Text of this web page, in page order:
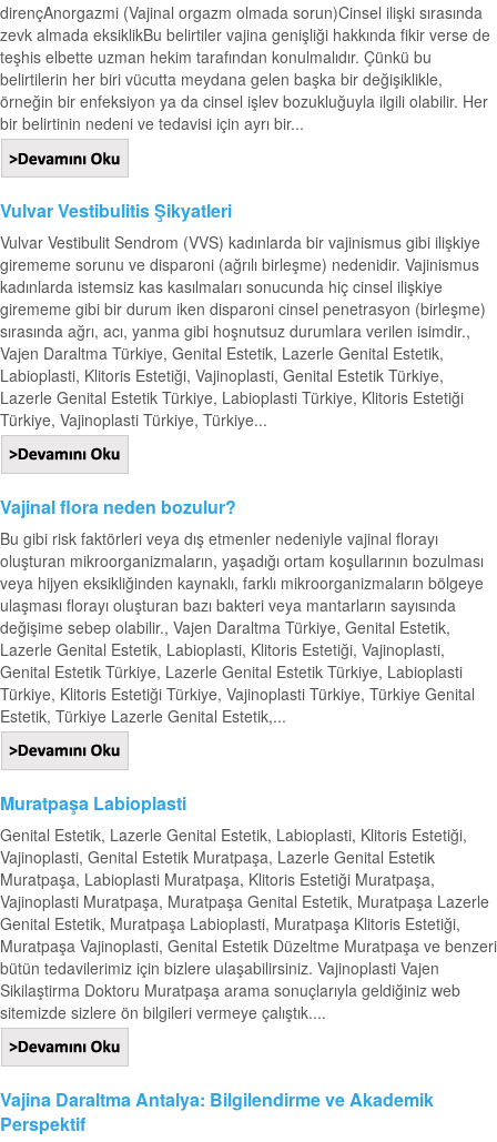
dirençAnorgazmi (Vajinal orgazm olmada sorun)Cinsel ilişki sırasında
zevk almada eksiklikBu belirtiler vajina genişliği hakkında fikir verse de
teşhis elbette uzman hekim tarafından konulmalıdır. Çünkü bu
belirtilerin her biri vücutta meydana gelen başka bir değişiklikle,
örneğin bir enfeksiyon ya da cinsel işlev bozukluğuyla ilgili olabilir. Her
bir belirtinin nedeni ve tedavisi için ayrı bir...
Vulvar Vestibulitis Şikyatleri
Vulvar Vestibulit Sendrom (VVS) kadınlarda bir vajinismus gibi ilişkiye
girememe sorunu ve disparoni (ağrılı birleşme) nedenidir. Vajinismus
kadınlarda istemsiz kas kasılmaları sonucunda hiç cinsel ilişkiye
girememe gibi bir durum iken disparoni cinsel penetrasyon (birleşme)
sırasında ağrı, acı, yanma gibi hoşnutsuz durumlara verilen isimdir.,
Vajen Daraltma Türkiye, Genital Estetik, Lazerle Genital Estetik,
Labioplasti, Klitoris Estetiği, Vajinoplasti, Genital Estetik Türkiye,
Lazerle Genital Estetik Türkiye, Labioplasti Türkiye, Klitoris Estetiği
Türkiye, Vajinoplasti Türkiye, Türkiye...
Vajinal flora neden bozulur?
Bu gibi risk faktörleri veya dış etmenler nedeniyle vajinal florayı
oluşturan mikroorganizmaların, yaşadığı ortam koşullarının bozulması
veya hijyen eksikliğinden kaynaklı, farklı mikroorganizmaların bölgeye
ulaşması florayı oluşturan bazı bakteri veya mantarların sayısında
değişime sebep olabilir., Vajen Daraltma Türkiye, Genital Estetik,
Lazerle Genital Estetik, Labioplasti, Klitoris Estetiği, Vajinoplasti,
Genital Estetik Türkiye, Lazerle Genital Estetik Türkiye, Labioplasti
Türkiye, Klitoris Estetiği Türkiye, Vajinoplasti Türkiye, Türkiye Genital
Estetik, Türkiye Lazerle Genital Estetik,...
Muratpaşa Labioplasti
Genital Estetik, Lazerle Genital Estetik, Labioplasti, Klitoris Estetiği,
Vajinoplasti, Genital Estetik Muratpaşa, Lazerle Genital Estetik
Muratpaşa, Labioplasti Muratpaşa, Klitoris Estetiği Muratpaşa,
Vajinoplasti Muratpaşa, Muratpaşa Genital Estetik, Muratpaşa Lazerle
Genital Estetik, Muratpaşa Labioplasti, Muratpaşa Klitoris Estetiği,
Muratpaşa Vajinoplasti, Genital Estetik Düzeltme Muratpaşa ve benzeri
bütün tedavilerimiz için bizlere ulaşabilirsiniz. Vajinoplasti Vajen
Sikilaştirma Doktoru Muratpaşa arama sonuçlarıyla geldiğiniz web
sitemizde sizlere ön bilgileri vermeye çalıştık....
Vajina Daraltma Antalya: Bilgilendirme ve Akademik
Perspektif